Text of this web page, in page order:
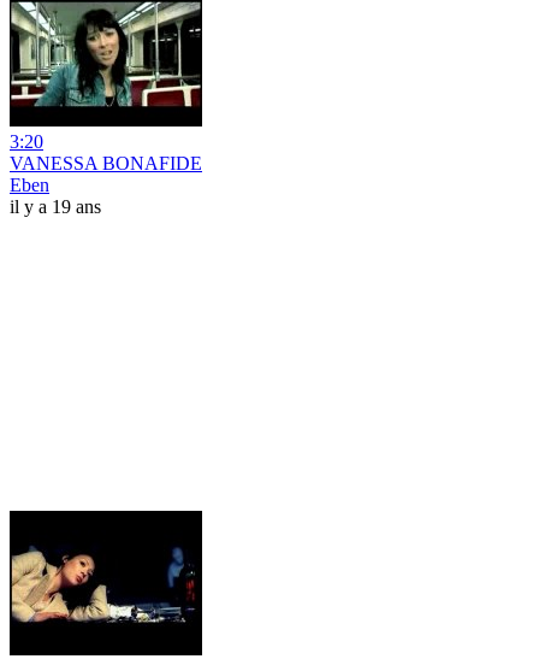
3:20
VANESSA BONAFIDE
Eben
il y a 19 ans